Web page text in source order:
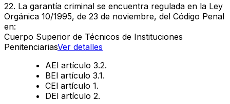
22. La garantía criminal se encuentra regulada en la Ley
Orgánica 10/1995, de 23 de noviembre, del Código Penal
en:
Cuerpo Superior de Técnicos de Instituciones
PenitenciariasVer detalles
AEl artículo 3.2.
BEl artículo 3.1.
CEl artículo 1.
DEl artículo 2.